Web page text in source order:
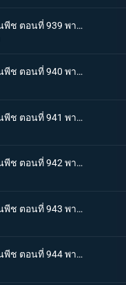
One piece วันพีช ตอนที่ 939 พากย์ไทย ความเจ็บปวดของพวกพ้อง! การช่วยเหลือโทโนะยาสุที่ถูกจับ
One piece วันพีช ตอนที่ 940 พากย์ไทย ความโกรธของโซโล ตัวตนที่แท้จริงของผลสไมล์!
One piece วันพีช ตอนที่ 941 พากย์ไทย น้ำตาโทโกะ ลูกปืนที่ไร้ความรู้สึกของโอโรจิ!
One piece วันพีช ตอนที่ 942 พากย์ไทย ใส่ให้ยับ! ความวุ่นวาย! การต่อสู้ที่ลานประหาร
One piece วันพีช ตอนที่ 943 พากย์ไทย การตัดสินใจของลูฟี่ ทลายการแข่งซูโม่นรก!
One piece วันพีช ตอนที่ 944 พากย์ไทย การมาของพายุ! บิ๊กมัมอาละวาด!